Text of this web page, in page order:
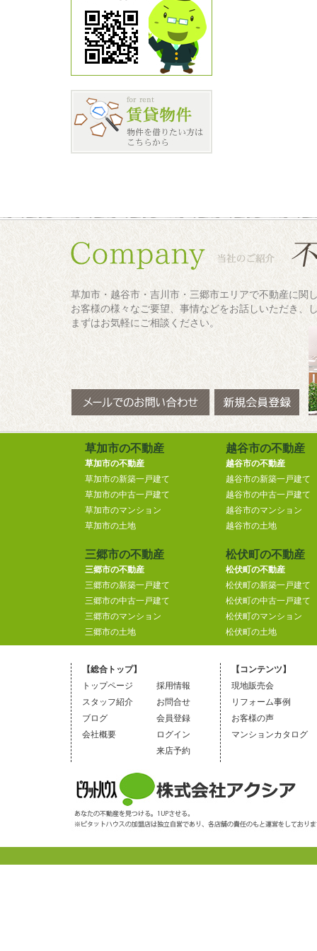
草加市・越谷市・吉川市・三郷市エリアで不動産に関
お客様の様々なご要望、事情などをお話しいただき、
まずはお気軽にご相談ください。
草加市の不動産
草加市の不動産
草加市の新築一戸建て
草加市の中古一戸建て
草加市のマンション
草加市の土地
越谷市の不動産
越谷市の不動産
越谷市の新築一戸建て
越谷市の中古一戸建て
越谷市のマンション
越谷市の土地
三郷市の不動産
三郷市の不動産
三郷市の新築一戸建て
三郷市の中古一戸建て
三郷市のマンション
三郷市の土地
松伏町の不動産
松伏町の不動産
松伏町の新築一戸建て
松伏町の中古一戸建て
松伏町のマンション
松伏町の土地
【総合トップ】
トップページ
スタッフ紹介
ブログ
会社概要
採用情報
お問合せ
会員登録
ログイン
来店予約
【コンテンツ】
現地販売会
リフォーム事例
お客様の声
マンションカタログ